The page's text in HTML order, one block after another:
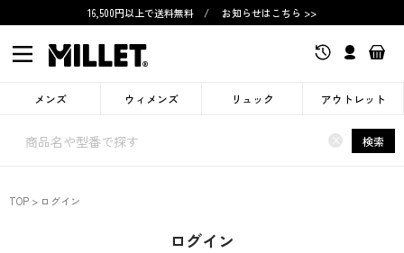
16,500円以上で送料無料 / お知らせはこちら >>
メンズ ウィメンズ リュック アウトレット
× 検索
TOP ログイン
ログイン